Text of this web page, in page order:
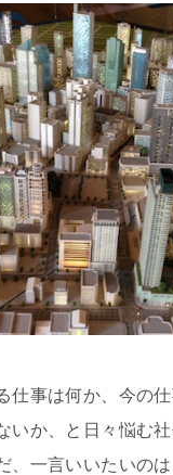
仕事は何か、今の
いか、と日々悩む
、一言いいたいの